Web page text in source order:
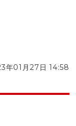
年01月27日 14:58